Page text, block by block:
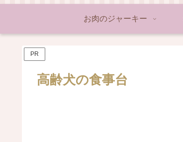
お肉のジャーキー
PR
高齢犬の食事台